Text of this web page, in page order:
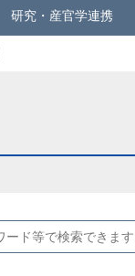
研究・産官学連携